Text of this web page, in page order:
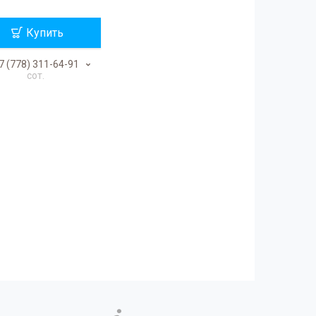
Купить
(778) 311-64-91
сот.